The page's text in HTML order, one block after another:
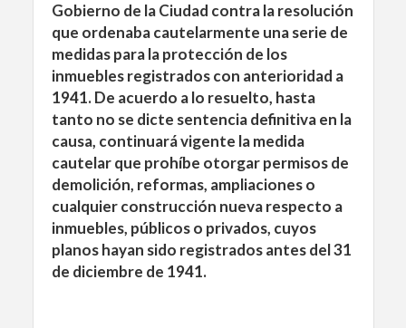
Gobierno de la Ciudad contra la resolución
que ordenaba cautelarmente una serie de
medidas para la protección de los
inmuebles registrados con anterioridad a
1941. De acuerdo a lo resuelto, hasta
tanto no se dicte sentencia definitiva en la
causa, continuará vigente la medida
cautelar que prohíbe otorgar permisos de
demolición, reformas, ampliaciones o
cualquier construcción nueva respecto a
inmuebles, públicos o privados, cuyos
planos hayan sido registrados antes del 31
de diciembre de 1941.